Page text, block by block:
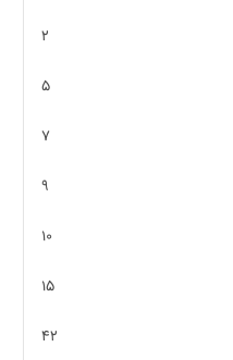
۲
۵
۷
۹
۱۰
۱۵
۴۲